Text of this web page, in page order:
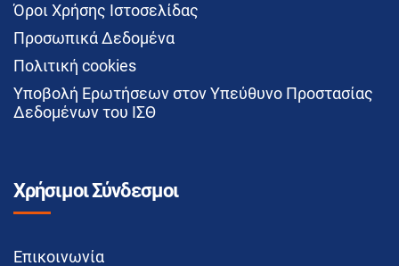
Όροι Χρήσης Ιστοσελίδας
Προσωπικά Δεδομένα
Πολιτική cookies
Υποβολή Ερωτήσεων στον Υπεύθυνο Προστασίας
Δεδομένων του ΙΣΘ
Χρήσιμοι Σύνδεσμοι
Επικοινωνία